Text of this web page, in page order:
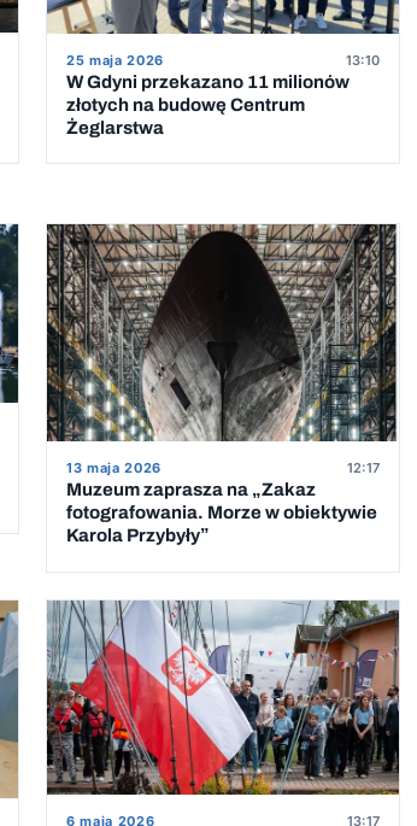
25 maja 2026 13:10
W Gdyni przekazano 11 milionów
złotych na budowę Centrum
Żeglarstwa
13 maja 2026 12:17
Muzeum zaprasza na „Zakaz
fotografowania. Morze w obiektywie
Karola Przybyły”
6 maja 2026 13:17